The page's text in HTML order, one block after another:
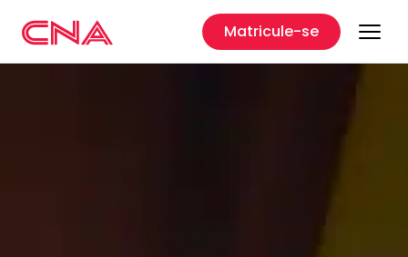
Matricule-se